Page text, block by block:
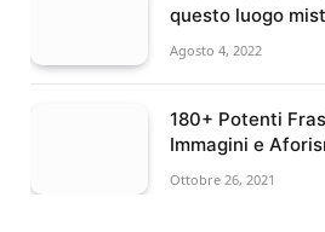
questo luogo
Agosto 4, 2022
180+ Potenti
Immagini e
Ottobre 26, 2021